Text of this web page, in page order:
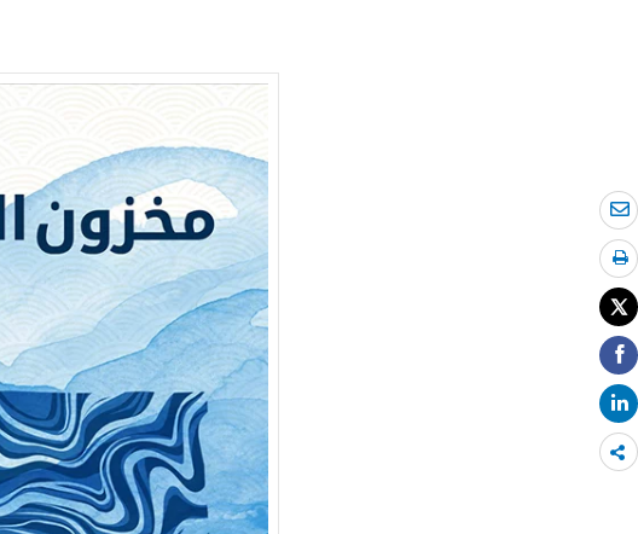
Share
more